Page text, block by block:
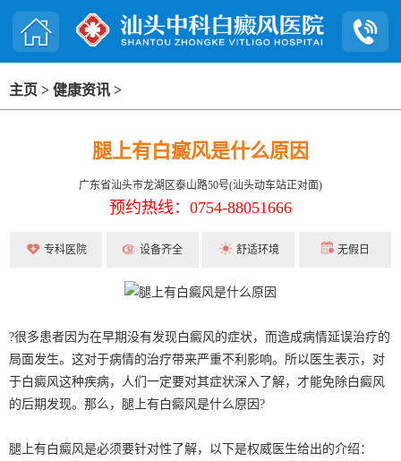
主页 > 健康资讯 >
腿上有白癜风是什么原因
广东省汕头市龙湖区泰山路50号(汕头动车站正对面)
预约热线：0754-88051666
专科医院 设备齐全 舒适环境 无假日
?很多患者因为在早期没有发现白癜风的症状，而造成病情延误治疗的
局面发生。这对于病情的治疗带来严重不利影响。所以医生表示，对
于白癜风这种疾病，人们一定要对其症状深入了解，才能免除白癜风
的后期发现。那么，腿上有白癜风是什么原因?
腿上有白癜风是必须要针对性了解，以下是权威医生给出的介绍：